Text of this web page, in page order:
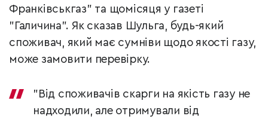
Франківськгаз" та щомісяця у газеті
"Галичина". Як сказав Шульга, будь-який
споживач, який має сумніви щодо якості газу,
може замовити перевірку.
"Від споживачів скарги на якість газу не
надходили, але отримували від